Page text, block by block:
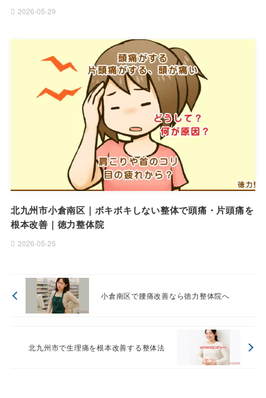
2026-05-29
北九州市小倉南区｜ボキボキしない整体で頭痛・片頭痛を
根本改善｜徳力整体院
2026-05-25
小倉南区で腰痛改善なら徳力整体院へ
北九州市で生理痛を根本改善する整体法